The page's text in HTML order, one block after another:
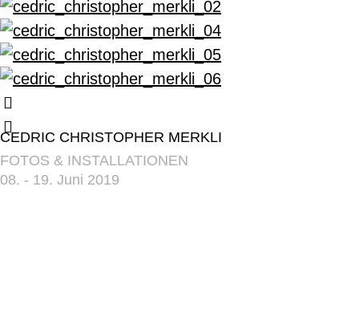
CEDRIC CHRISTOPHER MERKLI
FOTOS & INSTALLATIONEN
08. - 19. Juni 2019